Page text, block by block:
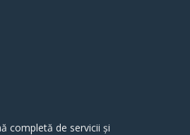
completă de servicii și